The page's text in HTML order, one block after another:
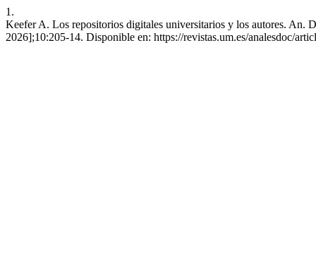
1.
Keefer A. Los repositorios digitales universitarios y los autores. An.
2026];10:205-14. Disponible en: https://revistas.um.es/analesdoc/